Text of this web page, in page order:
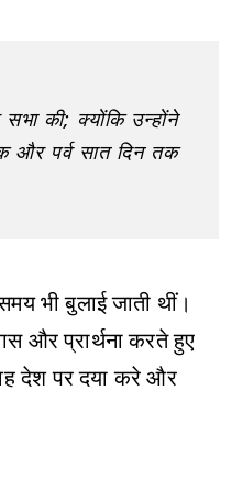
की; क्योंकि उन्होंने
और पर्व सात दिन तक
भी बुलाई जाती थीं।
और प्रार्थना करते हुए
देश पर दया करे और